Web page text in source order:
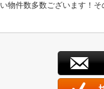
物件数多数ございます！そ